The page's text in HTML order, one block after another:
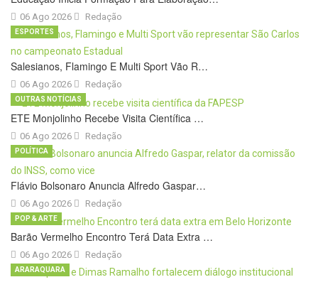
06 Ago 2026 Redação
Salesianos, Flamingo E Multi Sport Vão R…
06 Ago 2026
ESPORTES
Redação
ETE Monjolinho Recebe Visita Científica …
06 Ago 2026
OUTRAS NOTÍCIAS
Redação
Flávio Bolsonaro Anuncia Alfredo Gaspar…
06 Ago 2026
POLÍTICA
Redação
Barão Vermelho Encontro Terá Data Extra …
06 Ago 2026
POP & ARTE
Redação
ARARAQUARA